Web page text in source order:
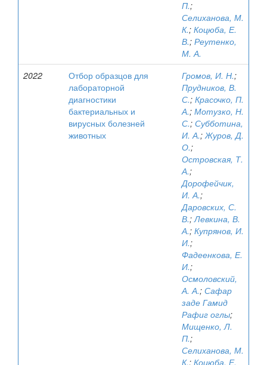
П.;
Селиханова, М.
К.; Коцюба, Е.
В.; Реутенко,
М. А.
2022
Отбор образцов для
лабораторной
диагностики
бактериальных и
вирусных болезней
животных
Громов, И. Н.;
Прудников, В.
С.; Красочко, П.
А.; Мотузко, Н.
С.; Субботина,
И. А.;Журов, Д.
О.;
Островская, Т.
А.;
Дорофейчик,
И. А.;
Даровских, С.
В.;Левкина, В.
А.; Купрянов, И.
И.;
Фадеенкова, Е.
И.;
Осмоловский,
А. А.; Сафар
заде Гамид
Рафиг оглы;
Мищенко, Л.
П.;
Селиханова, М.
К.; Коцюба, Е.